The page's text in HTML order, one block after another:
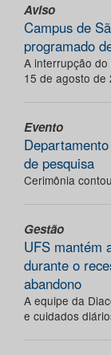
Aviso
Campus de
programado
A interrupção
15 de agosto de
Evento
de pesquisa
Cerimônia
Gestão
UFS mantém
durante o
abandono
A equipe da
e cuidados